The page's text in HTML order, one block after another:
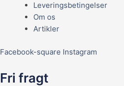
Leveringsbetingelser
Om os
Artikler
Facebook-square Instagram
Fri fragt